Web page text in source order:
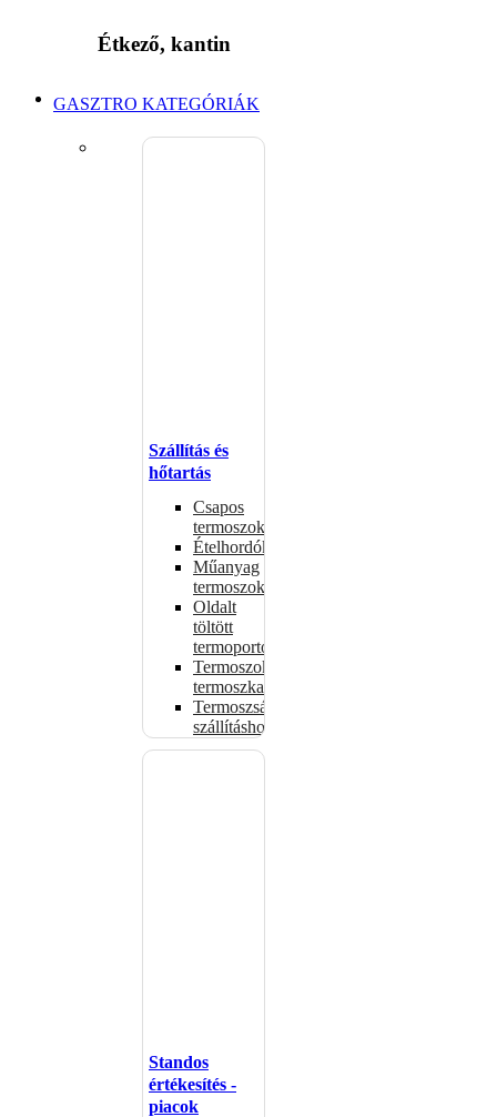
Étkező, kantin
GASZTRO KATEGÓRIÁK
Szállítás és
hőtartás
Csapos
termoszok
Ételhordók
Műanyag
termoszok
Oldalt
töltött
termoportok
Termoszok,
termoszkannák
Termoszsákok
szállításhoz
Standos
értékesítés -
piacok